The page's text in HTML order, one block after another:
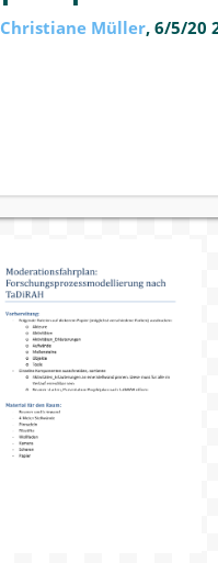
Christiane Müller, 6/5/20